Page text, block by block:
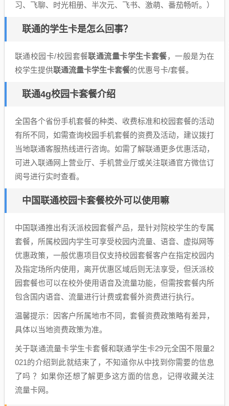
习、飞聊、时光相册、半次元、飞书、激萌、番茄畅听。）
联通的学生卡是怎么回事？
联通校园卡/校园套餐联通流量卡学生卡套餐，一般是为在
校学生提供联通流量卡学生卡套餐的优惠号卡/套餐。
联通4g校园卡套餐介绍
全国各个省份手机套餐的种类、收费标准和校园套餐的活动
有所不同，如需查询校园手机套餐的资费及活动，建议拨打
当地联通客服热线进行咨询。如需了解联通更多优惠活动，
可进入联通网上营业厅、手机营业厅或关注联通官方微信订
阅号进行实时查看。
中国联通校园卡套餐校外可以使用嘛
中国联通推出有沃派校园套餐产品，是针对院校学生的专属
套餐，所属校园内学生可享受校园内流量、语音、虚拟网等
优惠政策，一般优惠项目仅支持校园套餐客户在指定校园内
及指定场所内使用，离开优惠区域后则无法享受，但沃派校
园套餐也可以在校外使用语音及流量功能，但需按套餐内所
包含国内语音、流量进行计费或套餐外资费进行执行。
温馨提示：因客户所属地市不同，套餐资费政策略有差异，
具体以当地资费政策为准。
关于联通流量卡学生卡套餐和联通学生卡29元全国不限量2
021的介绍到此就结束了，不知道你从中找到你需要的信息
了吗 ？如果你还想了解更多这方面的信息，记得收藏关注
流量卡网。